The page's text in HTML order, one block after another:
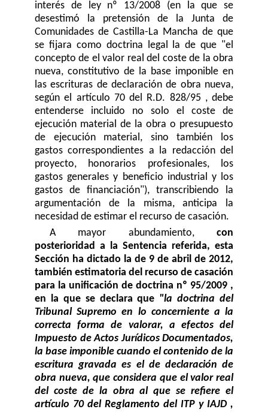
interés de ley nº 13/2008 (en la que se
desestimó la pretensión de la Junta de
Comunidades de Castilla-La Mancha de que
se fijara como doctrina legal la de que "el
concepto de el valor real del coste de la obra
nueva, constitutivo de la base imponible en
las escrituras de declaración de obra nueva,
según el artículo 70 del R.D. 828/95 , debe
entenderse incluido no solo el coste de
ejecución material de la obra o presupuesto
de ejecución material, sino también los
gastos correspondientes a la redacción del
proyecto, honorarios profesionales, los
gastos generales y beneficio industrial y los
gastos de financiación"), transcribiendo la
argumentación de la misma, anticipa la
necesidad de estimar el recurso de casación.
A mayor abundamiento,con
posterioridad a la Sentencia referida, esta
Sección ha dictado la de 9 de abril de 2012,
también estimatoria del recurso de casación
para la unificación de doctrina nº 95/2009 ,
en la que se declara que "la doctrina del
Tribunal Supremo en lo concerniente a la
correcta forma de valorar, a efectos del
Impuesto de Actos Jurídicos Documentados,
la base imponible cuando el contenido de la
escritura gravada es el de declaración de
obra nueva, que considera que el valor real
del coste de la obra al que se refiere el
artículo 70 del Reglamento del ITP y IAJD ,